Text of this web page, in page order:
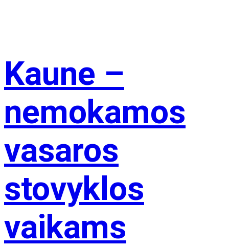
Kaune –
nemokamos
vasaros
stovyklos
vaikams